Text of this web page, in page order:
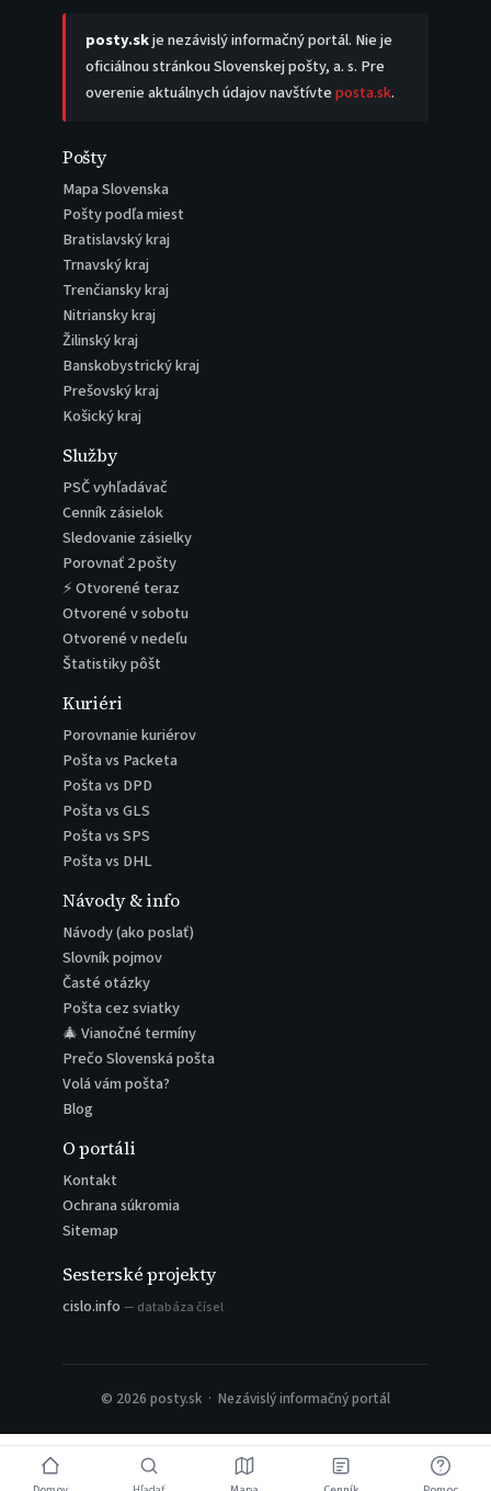
posty.skje nezávislý informačný portál. Nie je
oficiálnou stránkou Slovenskej pošty, a. s. Pre
overenie aktuálnych údajov navštívteposta.sk.
Pošty
Mapa Slovenska
Pošty podľa miest
Bratislavský kraj
Trnavský kraj
Trenčiansky kraj
Nitriansky kraj
Žilinský kraj
Banskobystrický kraj
Prešovský kraj
Košický kraj
Služby
PSČ vyhľadávač
Cenník zásielok
Sledovanie zásielky
Porovnať 2 pošty
⚡ Otvorené teraz
Otvorené v sobotu
Otvorené v nedeľu
Štatistiky pôšt
Kuriéri
Porovnanie kuriérov
Pošta vs Packeta
Pošta vs DPD
Pošta vs GLS
Pošta vs SPS
Pošta vs DHL
Návody & info
Návody (ako poslať)
Slovník pojmov
Časté otázky
Pošta cez sviatky
🎄 Vianočné termíny
Prečo Slovenská pošta
Volá vám pošta?
Blog
O portáli
Kontakt
Ochrana súkromia
Sitemap
Sesterské projekty
cislo.info — databáza čísel
© 2026 posty.sk · Nezávislý informačný portál